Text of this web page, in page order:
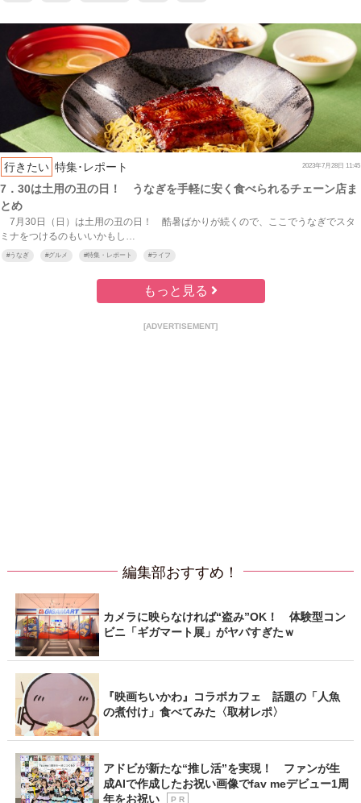
行きたい 特集･レポート 2023年7月28日 11:45
7．30は土用の丑の日！ うなぎを手軽に安く食べられるチェーン店ま
とめ
7月30日（日）は土用の丑の日！ 酷暑ばかりが続くので、ここでうなぎでスタ
ミナをつけるのもいいかもし…
#うなぎ #グルメ #特集・レポート #ライフ
もっと見る
[ADVERTISEMENT]
編集部おすすめ！
カメラに映らなければ“盗み”OK！ 体験型コン
ビニ「ギガマート展」がヤバすぎたｗ
『映画ちいかわ』コラボカフェ 話題の「人魚
の煮付け」食べてみた〈取材レポ〉
アドビが新たな“推し活”を実現！ ファンが生
成AIで作成したお祝い画像でfav meデビュー1周
年をお祝い
P R